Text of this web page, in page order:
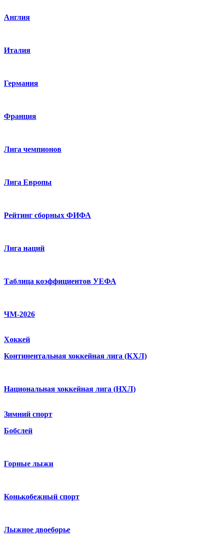
Англия
Италия
Германия
Франция
Лига чемпионов
Лига Европы
Рейтинг сборных ФИФА
Лига наций
Таблица коэффициентов УЕФА
ЧМ-2026
Хоккей
Континентальная хоккейная лига (КХЛ)
Национальная хоккейная лига (НХЛ)
Зимний спорт
Бобслей
Горные лыжи
Конькобежный спорт
Лыжное двоеборье